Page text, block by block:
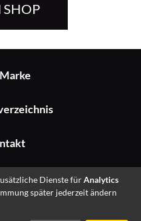
Dienste fürAnalytics
später jederzeit ändern